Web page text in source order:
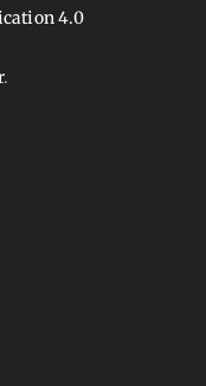
4.0
.